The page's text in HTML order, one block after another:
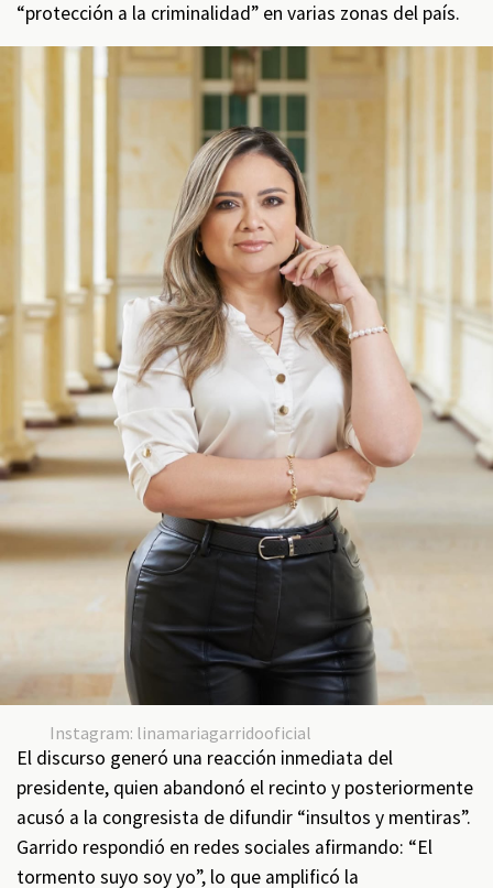
“protección a la criminalidad” en varias zonas del país.
Instagram: linamariagarridooficial
El discurso generó una reacción inmediata del
presidente, quien abandonó el recinto y posteriormente
acusó a la congresista de difundir “insultos y mentiras”.
Garrido respondió en redes sociales afirmando: “El
tormento suyo soy yo”, lo que amplificó la